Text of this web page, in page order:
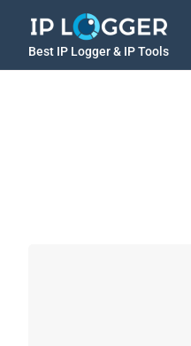
Best IP Logger & IP Tools